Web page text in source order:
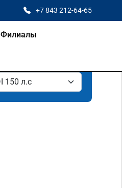
+7 843 212-64-65
Филиалы